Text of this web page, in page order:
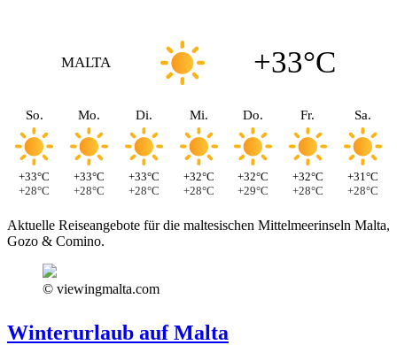
MALTA +33°C
So.
+33°C
+28°C
Mo.
+33°C
+28°C
Di.
+33°C
+28°C
Mi.
+32°C
+28°C
Do.
+32°C
+29°C
Fr.
+32°C
+28°C
Sa.
+31°C
+28°C
Aktuelle Reiseangebote für die maltesischen Mittelmeerinseln Malta,
Gozo & Comino.
© viewingmalta.com
Winterurlaub auf Malta